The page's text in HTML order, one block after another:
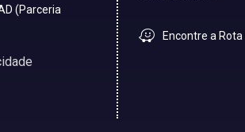
(Parceria
Encontre a